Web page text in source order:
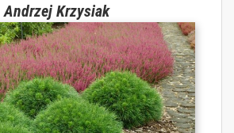
Andrzej Krzysiak